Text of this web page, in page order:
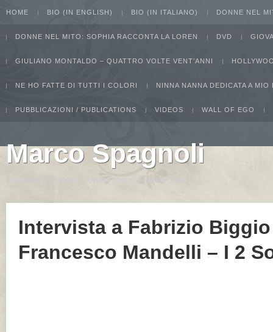
HOME BIO (IN ENGLISH) BIO (IN ITALIANO) DONNE NEL
DONNE NEL MITO: SOPHIA RACCONTA LA LOREN DVD
GIULIANO MONTALDO – QUATTRO VOLTE VENT’ANNI
NE HO FATTE DI TUTTI I COLORI NINNA NANNA DEDICATA A MIO
PUBBLICAZIONI / PUBLICATIONS VIDEOS WALL OF EGO
Marco Spagnoli
Intervista a Fabrizio
Francesco Mandelli – I 2